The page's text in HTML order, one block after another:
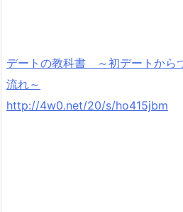
デートの教科書 ～初デートから
流れ～
http://4w0.net/20/s/ho415jbm